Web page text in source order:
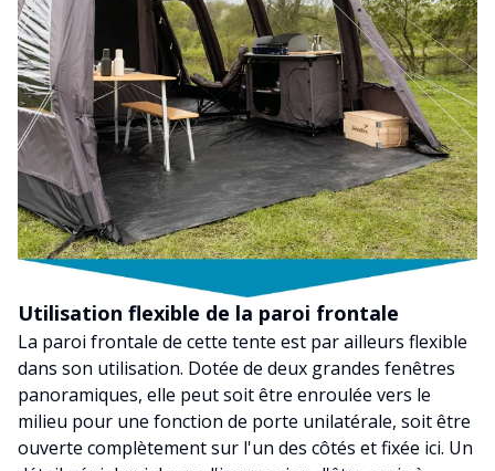
Utilisation flexible de la paroi frontale
La paroi frontale de cette tente est par ailleurs flexible
dans son utilisation. Dotée de deux grandes fenêtres
panoramiques, elle peut soit être enroulée vers le
milieu pour une fonction de porte unilatérale, soit être
ouverte complètement sur l'un des côtés et fixée ici. Un